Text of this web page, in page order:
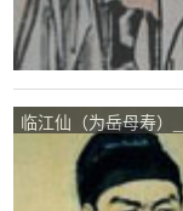
临江仙（为岳母寿）
朝】_【辛弃疾】